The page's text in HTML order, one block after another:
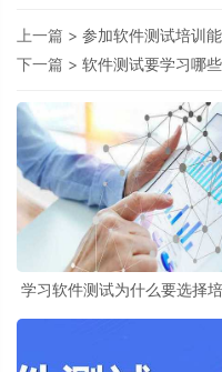
上一篇 > 参加软件测试培训
下一篇 > 软件测试要学习哪
学习软件测试为什么要选择